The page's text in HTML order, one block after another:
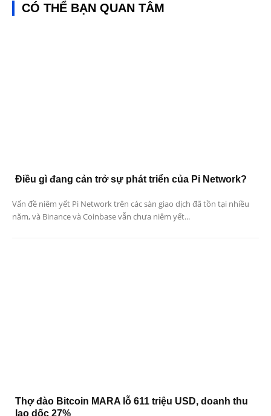
CÓ THỂ BẠN QUAN TÂM
Điều gì đang cản trở sự phát triển của Pi Network?
Vấn đề niêm yết Pi Network trên các sàn giao dịch đã tồn tại nhiều
năm, và Binance và Coinbase vẫn chưa niêm yết...
Thợ đào Bitcoin MARA lỗ 611 triệu USD, doanh thu
lao dốc 27%